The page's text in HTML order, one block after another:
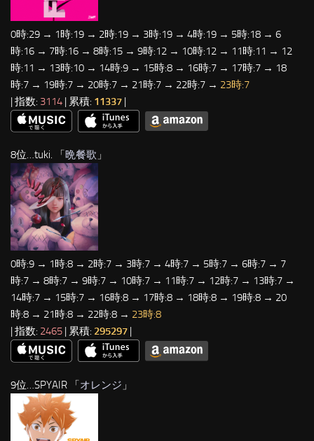
0時:29 → 1時:19 → 2時:19 → 3時:19 → 4時:19 → 5時:18 → 6
時:16 → 7時:16 → 8時:15 → 9時:12 → 10時:12 → 11時:11 → 12
時:11 → 13時:10 → 14時:9 → 15時:8 → 16時:7 → 17時:7 → 18
時:7 → 19時:7 → 20時:7 → 21時:7 → 22時:7 → 23時:7
| 指数: 3114 | 累積: 11337 |
8位…tuki. 「 晩餐歌 」
0時:9 → 1時:8 → 2時:7 → 3時:7 → 4時:7 → 5時:7 → 6時:7 → 7
時:7 → 8時:7 → 9時:7 → 10時:7 → 11時:7 → 12時:7 → 13時:7 →
14時:7 → 15時:7 → 16時:8 → 17時:8 → 18時:8 → 19時:8 → 20
時:8 → 21時:8 → 22時:8 → 23時:8
| 指数: 2465 | 累積: 295297
9位…SPYAIR 「オレンジ 」